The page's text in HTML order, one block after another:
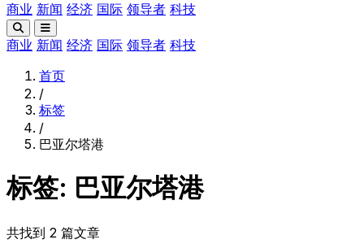
商业 新闻 经济 国际 领导者 科技
商业 新闻 经济 国际 领导者 科技
首页
/
标签
/
巴亚尔塔港
标签: 巴亚尔塔港
共找到 2 篇文章